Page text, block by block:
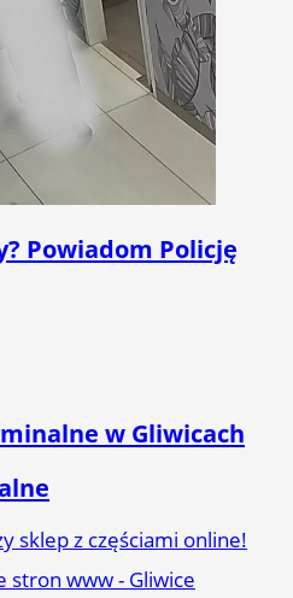
Powiadom Policję
w Gliwicach
sklep z częściami online!
stron www - Gliwice